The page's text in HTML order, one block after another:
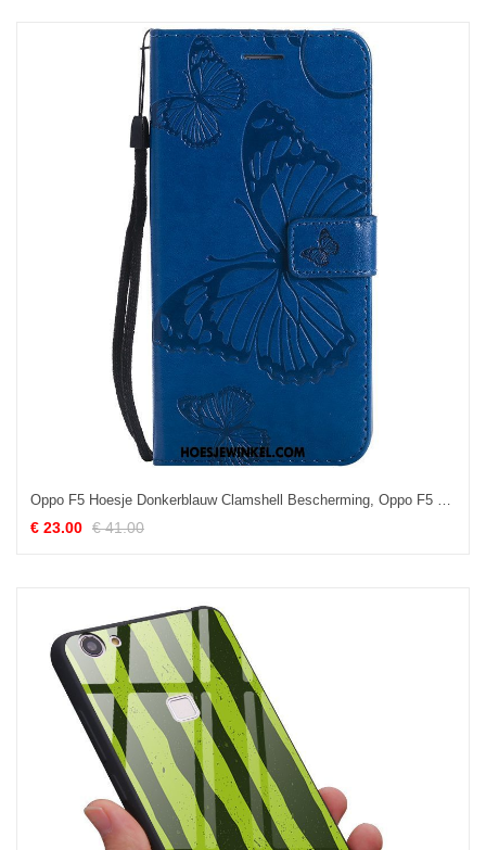
Oppo F5 Hoesje Donkerblauw Clamshell Bescherming, Oppo F5 Hoesje Leren Etui Anti-fall
€ 23.00 € 41.00